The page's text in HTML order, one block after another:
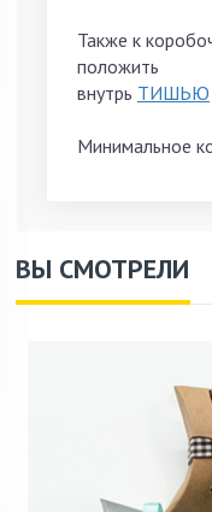
Также к
положить
внутрь ТИШЬЮ
Минимальное
ВЫ СМОТРЕЛИ